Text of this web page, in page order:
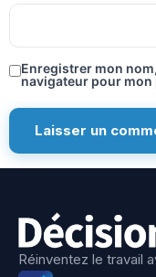
Enregistrer mon
navigateur pour
Réinventez le travail